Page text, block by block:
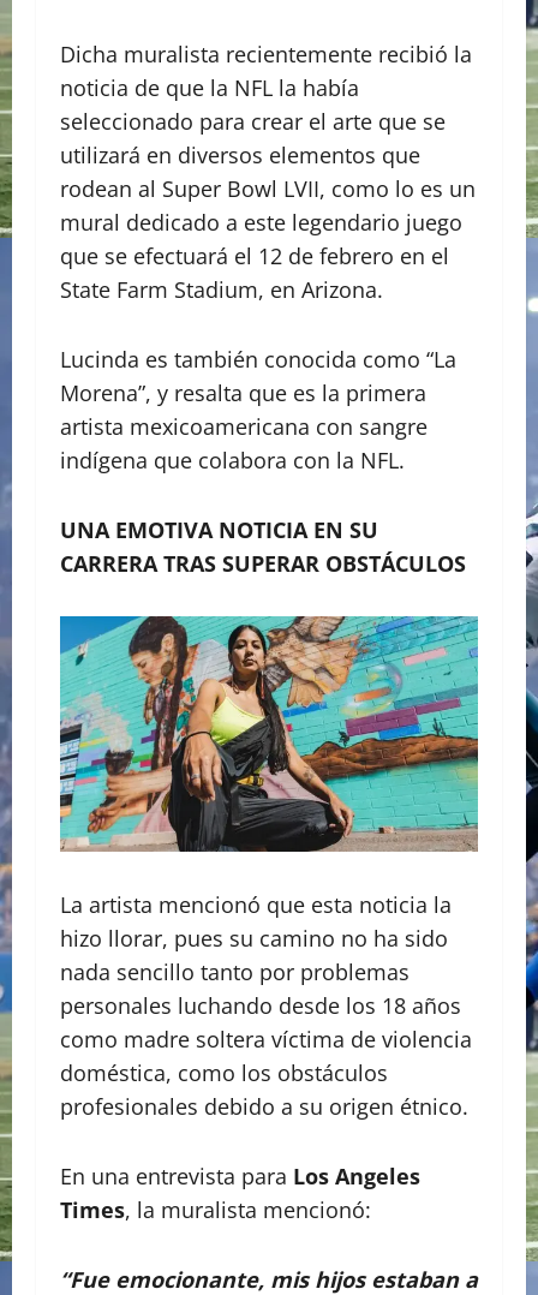
Dicha muralista recientemente recibió la
noticia de que la NFL la había
seleccionado para crear el arte que se
utilizará en diversos elementos que
rodean al Super Bowl LVII, como lo es un
mural dedicado a este legendario juego
que se efectuará el 12 de febrero en el
State Farm Stadium, en Arizona.
Lucinda es también conocida como “La
Morena”, y resalta que es la primera
artista mexicoamericana con sangre
indígena que colabora con la NFL.
UNA EMOTIVA NOTICIA EN SU
CARRERA TRAS SUPERAR OBSTÁCULOS
La artista mencionó que esta noticia la
hizo llorar, pues su camino no ha sido
nada sencillo tanto por problemas
personales luchando desde los 18 años
como madre soltera víctima de violencia
doméstica, como los obstáculos
profesionales debido a su origen étnico.
En una entrevista para Los Angeles
Times, la muralista mencionó:
“Fue emocionante, mis hijos estaban a